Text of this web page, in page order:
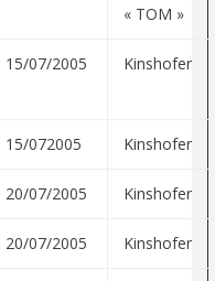
« TOM »
15/07/2005 Kinshofer
15/072005 Kinshofer
20/07/2005 Kinshofer
20/07/2005 Kinshofer